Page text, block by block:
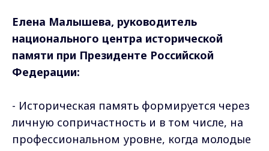
Елена Малышева, руководитель
национального центра исторической
памяти при Президенте Российской
Федерации:
- Историческая память формируется через
личную сопричастность и в том числе, на
профессиональном уровне, когда молодые